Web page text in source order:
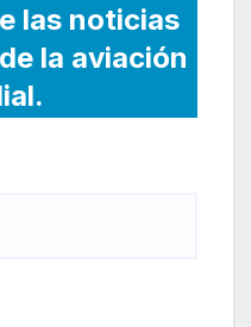
las noticias
la aviación